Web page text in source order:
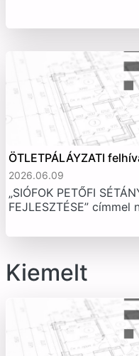
ÖTLETPÁLÁYZATI
2026.06.09
„SIÓFOK PETŐFI
FEJLESZTÉSE”
Kiemelt